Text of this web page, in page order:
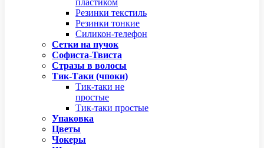
пластиком
Резинки текстиль
Резинки тонкие
Силикон-телефон
Сетки на пучок
Софиста-Твиста
Стразы в волосы
Тик-Таки (чпоки)
Тик-таки не
простые
Тик-таки простые
Упаковка
Цветы
Чокеры